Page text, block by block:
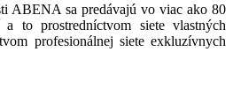
ABENA sa predávajú vo viac ako 80
to prostredníctvom siete vlastných
profesionálnej siete exkluzívnych